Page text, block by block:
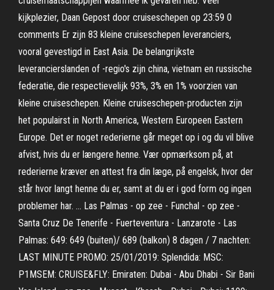
kijkplezier, Daan Gepost door cruiseschepen op 23:59 0
comments Er zijn 83 kleine cruiseschepen leveranciers,
vooral gevestigd in East Asia. De belangrijkste
leverancierslanden of -regio's zijn china, vietnam en russische
federatie, die respectievelijk 93%, 3% en 1% voorzien van
kleine cruiseschepen. Kleine cruiseschepen-producten zijn
het populairst in North America, Western Europeen Eastern
Europe. Det er noget rederierne går meget op i og du vil blive
afvist, hvis du er længere henne. Vær opmærksom på, at
rederierne kræver en attest fra din læge, på engelsk, hvor der
står hvor langt henne du er, samt at du er i god form og ingen
problemer har. … Las Palmas - op zee - Funchal - op zee -
Santa Cruz De Tenerife - Fuerteventura - Lanzarote - Las
Palmas: 649: 649 (buiten)/ 689 (balkon) 8 dagen / 7 nachten:
LAST MINUTE PROMO: 25/01/2019: Splendida: MSC:
P1MSEM: CRUISE&FLY: Emiraten: Dubai - Abu Dhabi - Sir Bani